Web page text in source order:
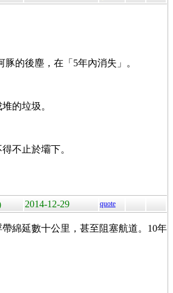
的後塵，在「5年內消失」。
的垃圾。
不止於壩下。
2014-12-29 quote
綿延數十公里，甚至阻塞航道。10年